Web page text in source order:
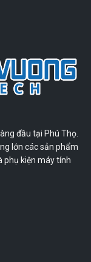
đầu tại Phú Thọ.
lớn các sản phẩm
phụ kiện máy tính